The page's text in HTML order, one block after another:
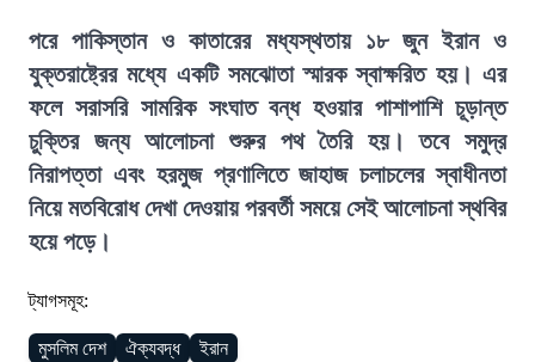
পরে পাকিস্তান ও কাতারের মধ্যস্থতায় ১৮ জুন ইরান ও
যুক্তরাষ্ট্রের মধ্যে একটি সমঝোতা স্মারক স্বাক্ষরিত হয়। এর
ফলে সরাসরি সামরিক সংঘাত বন্ধ হওয়ার পাশাপাশি চূড়ান্ত
চুক্তির জন্য আলোচনা শুরুর পথ তৈরি হয়। তবে সমুদ্র
নিরাপত্তা এবং হরমুজ প্রণালিতে জাহাজ চলাচলের স্বাধীনতা
নিয়ে মতবিরোধ দেখা দেওয়ায় পরবর্তী সময়ে সেই আলোচনা স্থবির
হয়ে পড়ে।
ট্যাগসমূহ:
মুসলিম দেশ ঐক্যবদ্ধ ইরান